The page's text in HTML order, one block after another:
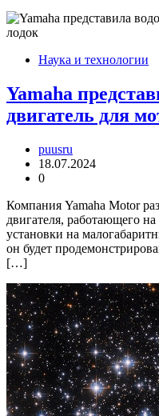
Наука и технологии
Yamaha
двигатель для
puusru
18.07.2024
0
Компания Yamaha Motor
двигателя, работающего
установки на
он будет
[…]